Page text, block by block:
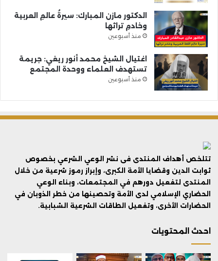
الدكتور مازن المبارك: سيرةُ عالمِ العربية
وخادمِ تراثها
منذ أسبوعين
اغتيال الشيخ محمد أنور ريغي: جريمة
تستهدف العلماء ووحدة المجتمع
منذ أسبوعين
تتلخص أهداف المنتدى فى نشر الوعي الشرعي بخصوص
ثوابت الدين وقضايا الأمة الكبرى، وإبراز رموز شرعية من خلال
المنتدى لتفعيل دورهم في المجتمعات، وبناء الوعي
الحضاري الإسلامي لدى الأمة وتحصينها من خطر الذوبان في
الحضارات الأخرى، وتفعيل الطاقات الشرعية الشبابية.
احدث المحتويات